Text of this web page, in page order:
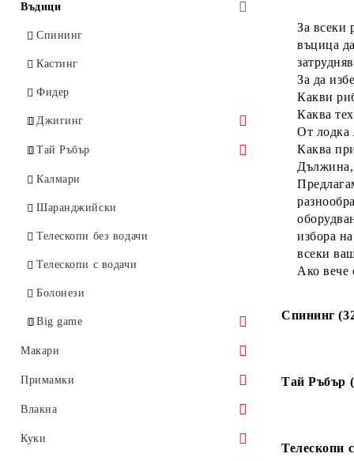
Въдици
Спининг
Кастинг
Фидер
Джигинг
Slow Jigging
Fast Jigging
Shore Jigging
Light jigging
Тай Ръбър
Спининг / за спинингова макара
Кастинг / За мултипликатор
Калмари
Шаранджийски
Телескопи без водачи
Телескопи с водачи
Болонези
Big game
Тролинг
Кастинг
Макари
Макари с преден аванс
Макари със заден аванс
Мултипликатори
Примамки
Воблери
Тай ръбър
Влакна
Монофилни Влакна
Куки
За всеки
въцица
За да
Какви
Каква
От лодка
Каква
Дължина,
избора
всеки
Ако вече
Спининг
Тай Ръбър
Телескопи